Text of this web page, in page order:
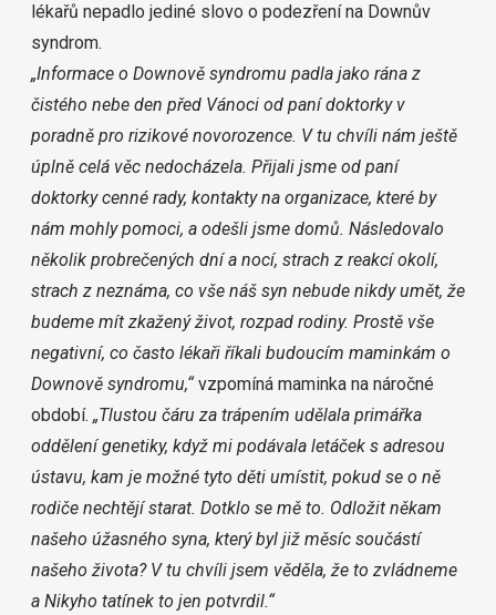
lékařů nepadlo jediné slovo o podezření na Downův
syndrom.
„Informace o Downově syndromu padla jako rána z
čistého nebe den před Vánoci od paní doktorky v
poradně pro rizikové novorozence. V tu chvíli nám ještě
úplně celá věc nedocházela. Přijali jsme od paní
doktorky cenné rady, kontakty na organizace, které by
nám mohly pomoci, a odešli jsme domů. Následovalo
několik probrečených dní a nocí, strach z reakcí okolí,
strach z neznáma, co vše náš syn nebude nikdy umět, že
budeme mít zkažený život, rozpad rodiny. Prostě vše
negativní, co často lékaři říkali budoucím maminkám o
Downově syndromu,“vzpomíná maminka na náročné
období. „Tlustou čáru za trápením udělala primářka
oddělení genetiky, když mi podávala letáček s adresou
ústavu, kam je možné tyto děti umístit, pokud se o ně
rodiče nechtějí starat. Dotklo se mě to. Odložit někam
našeho úžasného syna, který byl již měsíc součástí
našeho života? V tu chvíli jsem věděla, že to zvládneme
a Nikyho tatínek to jen potvrdil.“